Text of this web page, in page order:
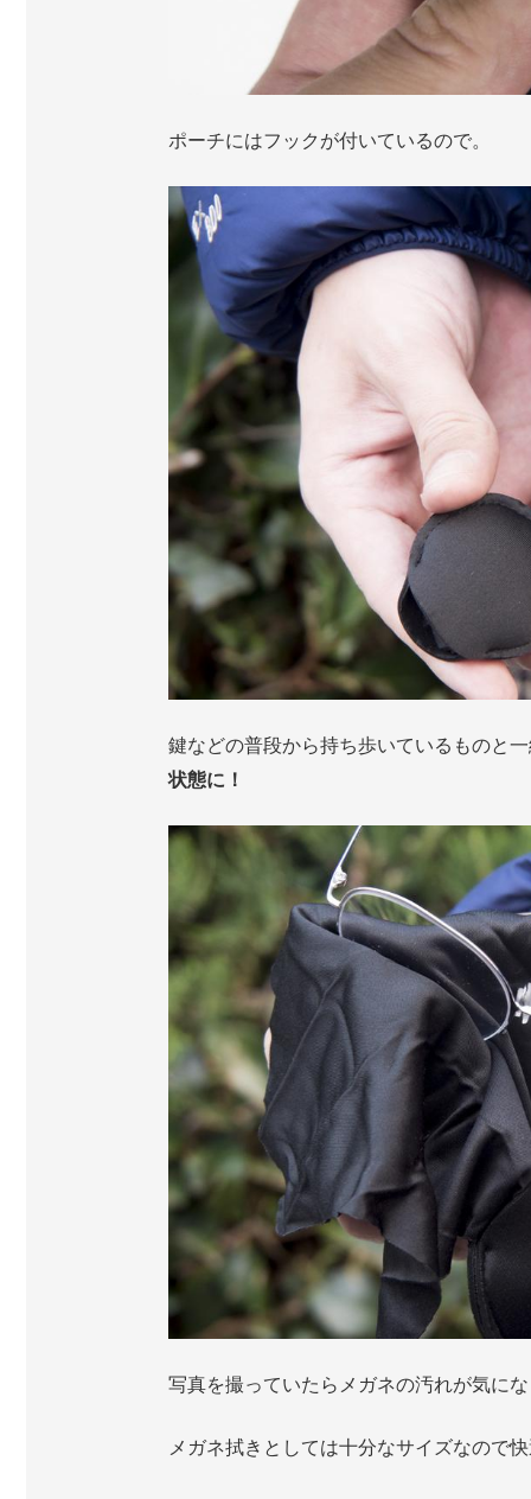
ポーチにはフックが付いているので。
鍵などの普段から持ち歩いているものと
状態に！
写真を撮っていたらメガネの汚れが気に
メガネ拭きとしては十分なサイズなので